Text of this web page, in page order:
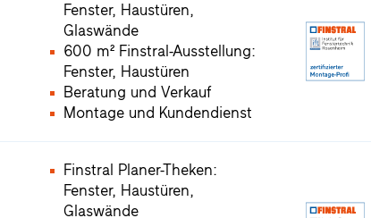
Fenster, Haustüren,
Glaswände
600 m² Finstral-Ausstellung:
Fenster, Haustüren
Beratung und Verkauf
Montage und Kundendienst
Finstral Planer-Theken:
Fenster, Haustüren,
Glaswände